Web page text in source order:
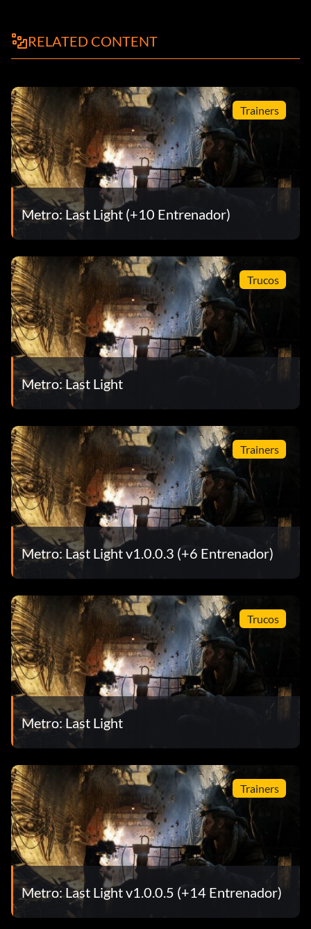
RELATED CONTENT
Trainers
Metro: Last Light (+10 Entrenador)
Trucos
Metro: Last Light
Trainers
Metro: Last Light v1.0.0.3 (+6 Entrenador)
Trucos
Metro: Last Light
Trainers
Metro: Last Light v1.0.0.5 (+14 Entrenador)